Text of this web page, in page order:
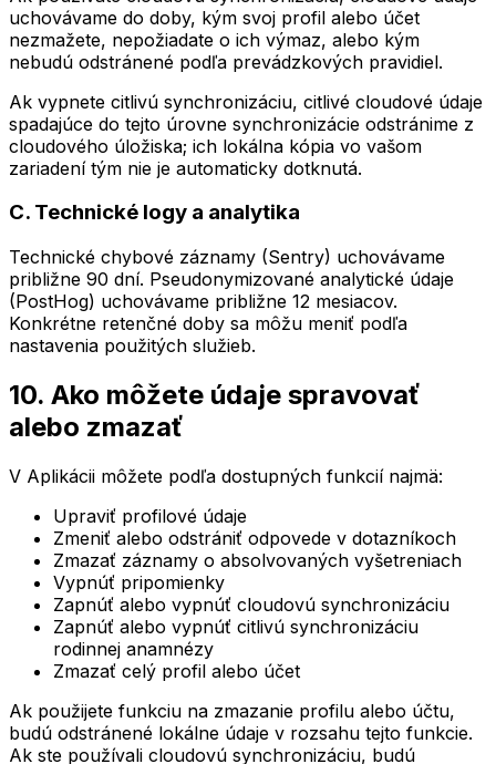
uchovávame do doby, kým svoj profil alebo účet
nezmažete, nepožiadate o ich výmaz, alebo kým
nebudú odstránené podľa prevádzkových pravidiel.
Ak vypnete citlivú synchronizáciu, citlivé cloudové údaje
spadajúce do tejto úrovne synchronizácie odstránime z
cloudového úložiska; ich lokálna kópia vo vašom
zariadení tým nie je automaticky dotknutá.
C. Technické logy a analytika
Technické chybové záznamy (Sentry) uchovávame
približne 90 dní. Pseudonymizované analytické údaje
(PostHog) uchovávame približne 12 mesiacov.
Konkrétne retenčné doby sa môžu meniť podľa
nastavenia použitých služieb.
10. Ako môžete údaje spravovať
alebo zmazať
V Aplikácii môžete podľa dostupných funkcií najmä:
Upraviť profilové údaje
Zmeniť alebo odstrániť odpovede v dotazníkoch
Zmazať záznamy o absolvovaných vyšetreniach
Vypnúť pripomienky
Zapnúť alebo vypnúť cloudovú synchronizáciu
Zapnúť alebo vypnúť citlivú synchronizáciu
rodinnej anamnézy
Zmazať celý profil alebo účet
Ak použijete funkciu na zmazanie profilu alebo účtu,
budú odstránené lokálne údaje v rozsahu tejto funkcie.
Ak ste používali cloudovú synchronizáciu, budú